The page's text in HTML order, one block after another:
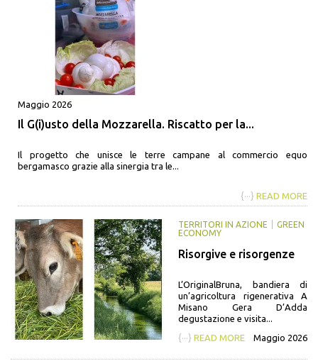
Maggio 2026
Il G(i)usto della Mozzarella. Riscatto per la...
Il progetto che unisce le terre campane al commercio equo
bergamasco grazie alla sinergia tra le...
{···} READ MORE
TERRITORI IN AZIONE
GREEN
ECONOMY
Risorgive e risorgenze
L’OriginalBruna, bandiera di
un’agricoltura rigenerativa A
Misano Gera D’Adda
degustazione e visita...
{···} READ MORE Maggio 2026